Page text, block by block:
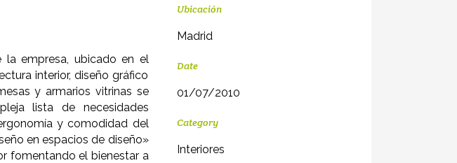
la empresa, ubicado en el
interior, diseño gráfico
y armarios vitrinas se
lista de necesidades
y comodidad del
en espacios de diseño»
fomentando el bienestar a
Ubicación
Madrid
Date
01/07/2010
Category
Interiores